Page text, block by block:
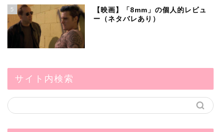
5
【映画】「8mm」の個人的レビュ
ー（ネタバレあり）
サイト内検索